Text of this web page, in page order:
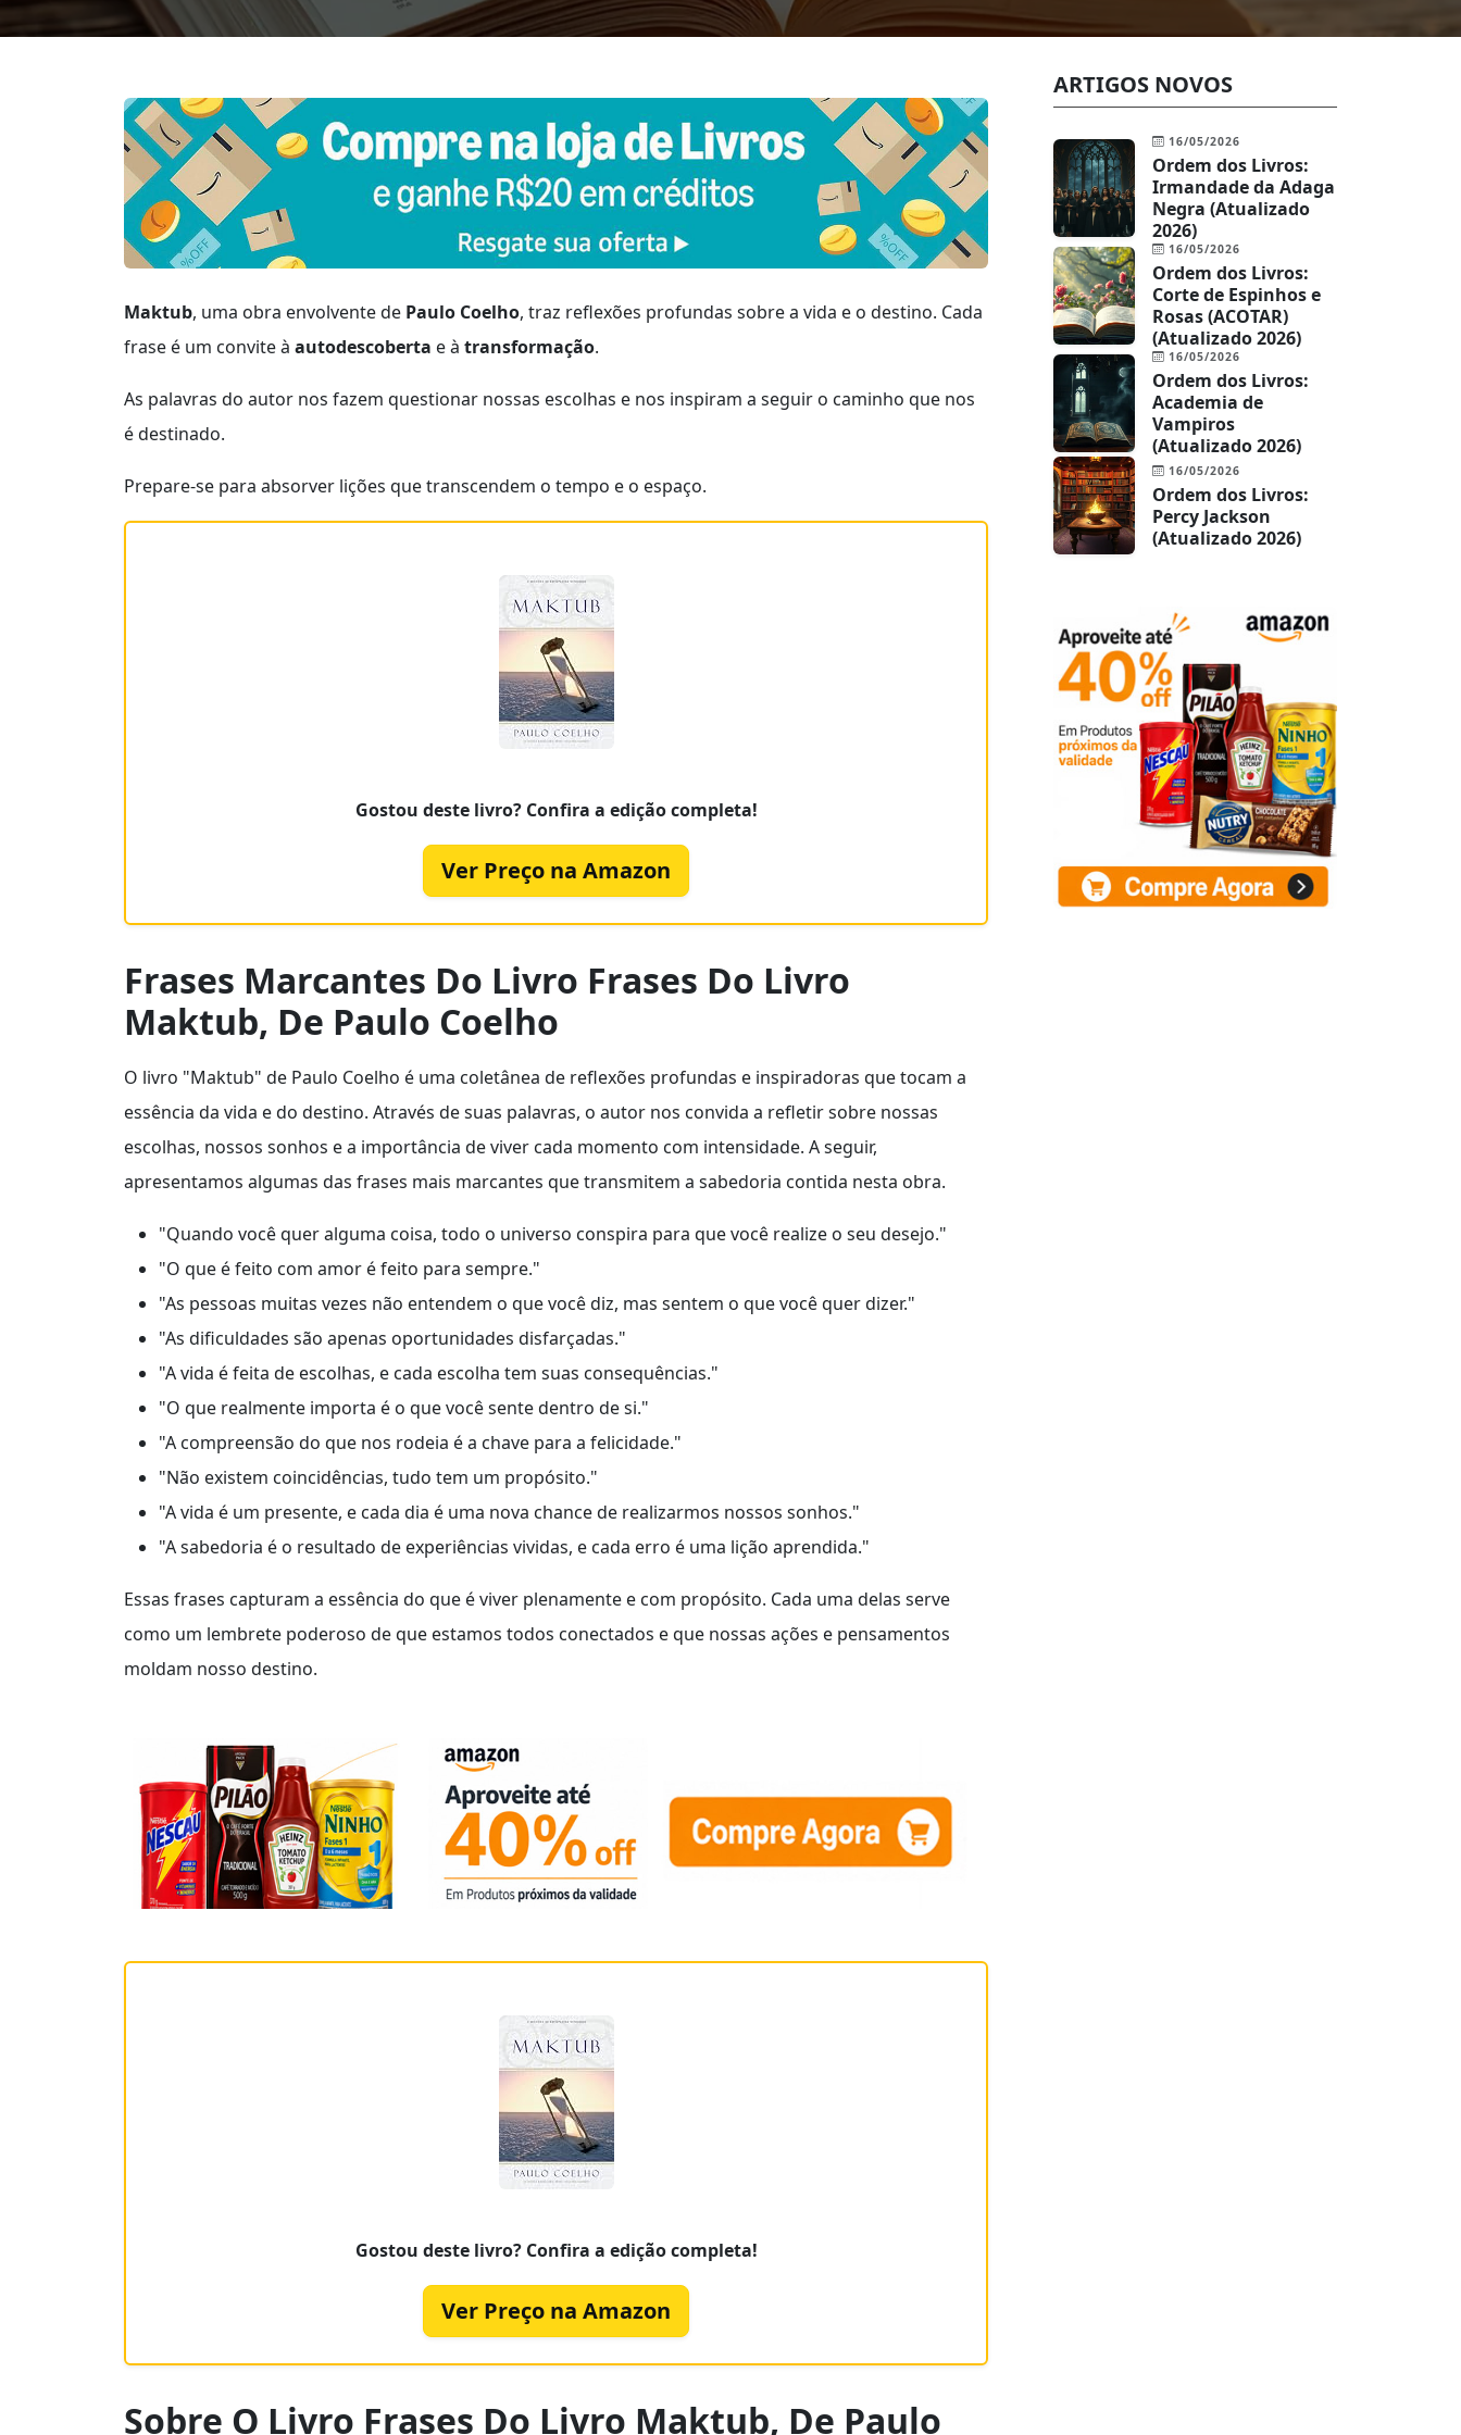
Maktub, uma obra envolvente de Paulo Coelho, traz reflexões profundas sobre a vida e o destino. Cada
frase é um convite à autodescoberta e à transformação.
As palavras do autor nos fazem questionar nossas escolhas e nos inspiram a seguir o caminho que nos
é destinado.
Prepare-se para absorver lições que transcendem o tempo e o espaço.
Gostou deste livro? Confira a edição completa!
Ver Preço na Amazon
Frases Marcantes Do Livro Frases Do Livro
Maktub, De Paulo Coelho
O livro "Maktub" de Paulo Coelho é uma coletânea de reflexões profundas e inspiradoras que tocam a
essência da vida e do destino. Através de suas palavras, o autor nos convida a refletir sobre nossas
escolhas, nossos sonhos e a importância de viver cada momento com intensidade. A seguir,
apresentamos algumas das frases mais marcantes que transmitem a sabedoria contida nesta obra.
"Quando você quer alguma coisa, todo o universo conspira para que você realize o seu desejo."
"O que é feito com amor é feito para sempre."
"As pessoas muitas vezes não entendem o que você diz, mas sentem o que você quer dizer."
"As dificuldades são apenas oportunidades disfarçadas."
"A vida é feita de escolhas, e cada escolha tem suas consequências."
"O que realmente importa é o que você sente dentro de si."
"A compreensão do que nos rodeia é a chave para a felicidade."
"Não existem coincidências, tudo tem um propósito."
"A vida é um presente, e cada dia é uma nova chance de realizarmos nossos sonhos."
"A sabedoria é o resultado de experiências vividas, e cada erro é uma lição aprendida."
Essas frases capturam a essência do que é viver plenamente e com propósito. Cada uma delas serve
como um lembrete poderoso de que estamos todos conectados e que nossas ações e pensamentos
moldam nosso destino.
Gostou deste livro? Confira a edição completa!
Ver Preço na Amazon
Sobre O Livro Frases Do Livro Maktub, De Paulo
ARTIGOS NOVOS
16/05/2026
Ordem dos Livros:
Irmandade da Adaga
Negra (Atualizado
2026)
16/05/2026
Ordem dos Livros:
Corte de Espinhos e
Rosas (ACOTAR)
(Atualizado 2026)
16/05/2026
Ordem dos Livros:
Academia de
Vampiros
(Atualizado 2026)
16/05/2026
Ordem dos Livros:
Percy Jackson
(Atualizado 2026)